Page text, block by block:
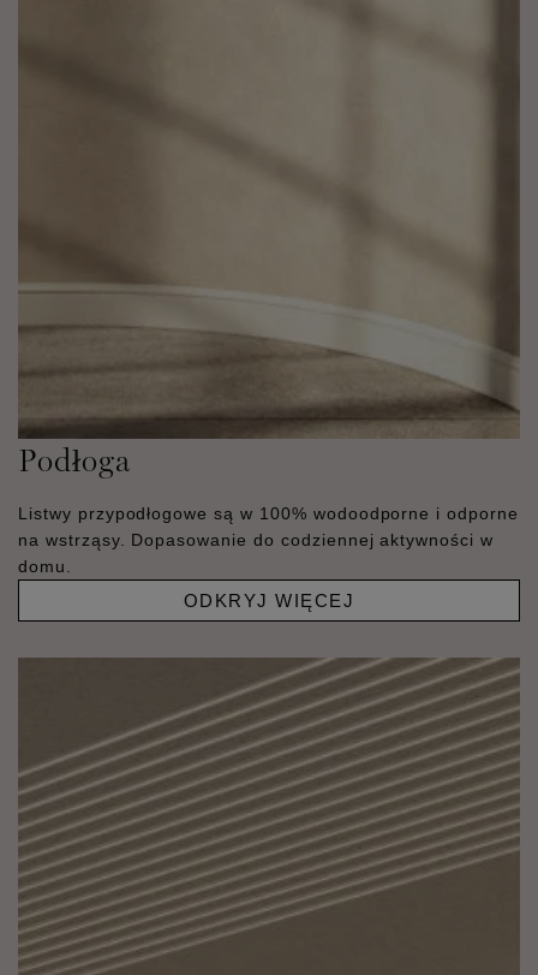
Podłoga
Listwy przypodłogowe są w 100% wodoodporne i odporne
na wstrząsy. Dopasowanie do codziennej aktywności w
domu.
ODKRYJ WIĘCEJ